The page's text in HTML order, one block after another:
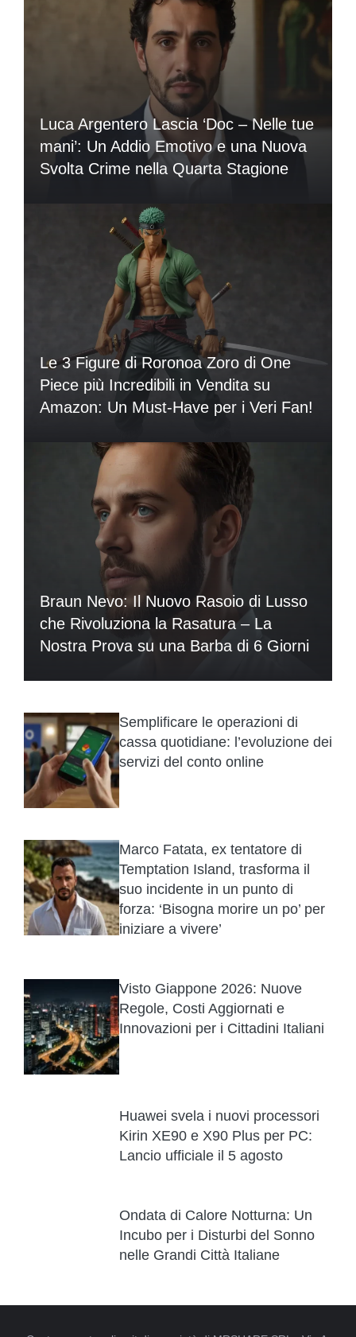
Luca Argentero Lascia ‘Doc – Nelle tue
mani’: Un Addio Emotivo e una Nuova
Svolta Crime nella Quarta Stagione
Le 3 Figure di Roronoa Zoro di One
Piece più Incredibili in Vendita su
Amazon: Un Must-Have per i Veri Fan!
Braun Nevo: Il Nuovo Rasoio di Lusso
che Rivoluziona la Rasatura – La
Nostra Prova su una Barba di 6 Giorni
Semplificare le operazioni di
cassa quotidiane: l’evoluzione dei
servizi del conto online
Marco Fatata, ex tentatore di
Temptation Island, trasforma il
suo incidente in un punto di
forza: ‘Bisogna morire un po’ per
iniziare a vivere’
Visto Giappone 2026: Nuove
Regole, Costi Aggiornati e
Innovazioni per i Cittadini Italiani
Huawei svela i nuovi processori
Kirin XE90 e X90 Plus per PC:
Lancio ufficiale il 5 agosto
Ondata di Calore Notturna: Un
Incubo per i Disturbi del Sonno
nelle Grandi Città Italiane